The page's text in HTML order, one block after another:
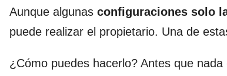
Aunque algunas configuraciones solo
puede realizar el propietario. Una de
¿Cómo puedes hacerlo? Antes que